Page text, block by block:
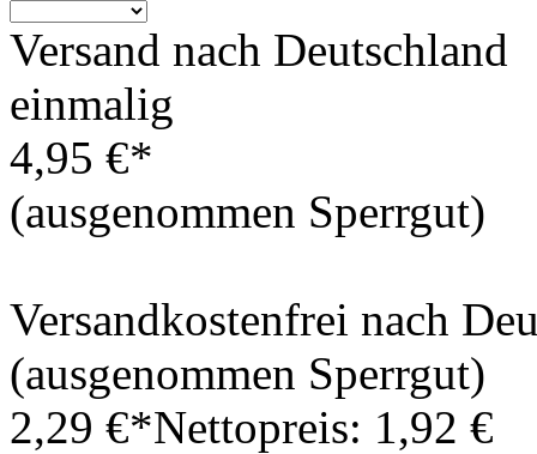
Versand nach Deutschland
einmalig
4,95 €*
(ausgenommen Sperrgut)
Versandkostenfrei nach
(ausgenommen Sperrgut)
2,29 €*Nettopreis: 1,92 €